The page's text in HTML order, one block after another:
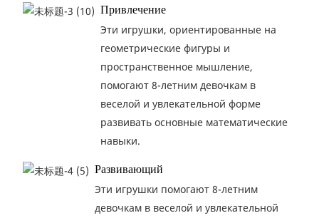
Привлечение
Эти игрушки, ориентированные на
геометрические фигуры и
пространственное мышление,
помогают 8-летним девочкам в
веселой и увлекательной форме
развивать основные математические
навыки.
Развивающий
Эти игрушки помогают 8-летним
девочкам в веселой и увлекательной